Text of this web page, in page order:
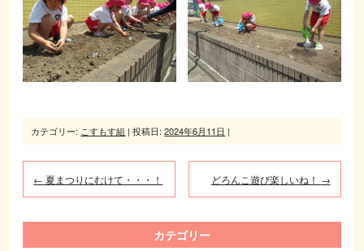
カテゴリー: こすもす組 | 投稿日:2024年6月11日 |
← 夏まつりにむけて・・・！ どろんこ遊び楽しいね！ →
カテゴリー